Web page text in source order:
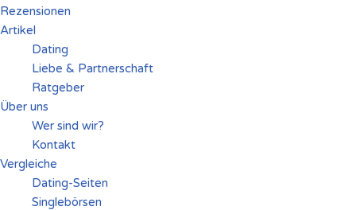
Rezensionen
Artikel
Dating
Liebe & Partnerschaft
Ratgeber
Über uns
Wer sind wir?
Kontakt
Vergleiche
Dating-Seiten
Singlebörsen